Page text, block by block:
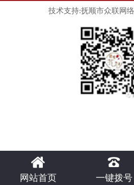
技术支持:抚顺市众联网

网站首页

一键拨号